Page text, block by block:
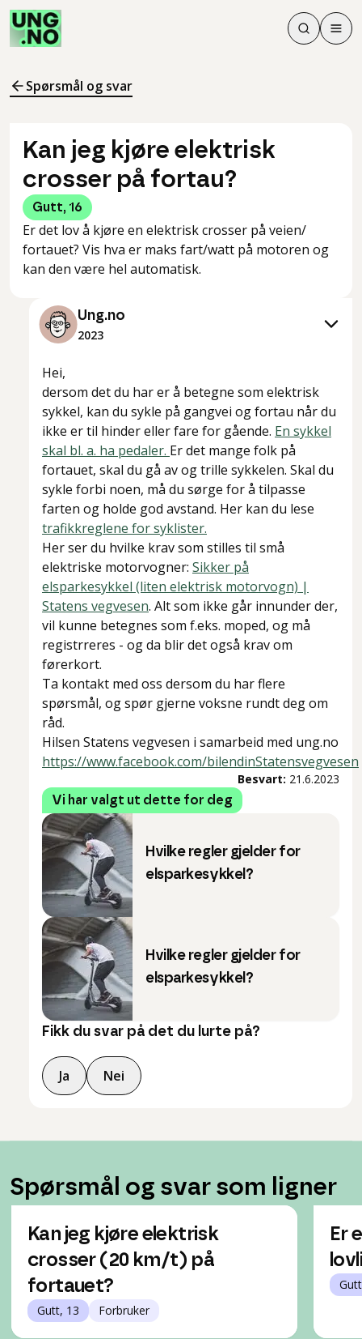
Søk
Søk
Meny
Spørsmål og svar
Kan jeg kjøre elektrisk
crosser på fortau?
Gutt, 16
Er det lov å kjøre en elektrisk crosser på veien/
fortauet? Vis hva er maks fart/watt på motoren og
kan den være hel automatisk.
Ung.no
2023
Hei,
dersom det du har er å betegne som elektrisk
sykkel, kan du sykle på gangvei og fortau når du
ikke er til hinder eller fare for gående. En sykkel
skal bl. a. ha pedaler. Er det mange folk på
fortauet, skal du gå av og trille sykkelen. Skal du
sykle forbi noen, må du sørge for å tilpasse
farten og holde god avstand. Her kan du lese
trafikkreglene for syklister.
Her ser du hvilke krav som stilles til små
elektriske motorvogner: Sikker på
elsparkesykkel (liten elektrisk motorvogn) |
Statens vegvesen. Alt som ikke går innunder der,
vil kunne betegnes som f.eks. moped, og må
registrreres - og da blir det også krav om
førerkort.
Ta kontakt med oss dersom du har flere
spørsmål, og spør gjerne voksne rundt deg om
råd.
Hilsen Statens vegvesen i samarbeid med ung.no
https://www.facebook.com/bilendinStatensvegvesen
Besvart: 21.6.2023
Vi har valgt ut dette for deg
Hvilke regler gjelder for
elsparkesykkel?
Hvilke regler gjelder for
elsparkesykkel?
Fikk du svar på det du lurte på?
Ja Nei
Spørsmål og svar som ligner
Kan jeg kjøre elektrisk
crosser (20 km/t) på
fortauet?
Gutt, 13 Forbruker
Er